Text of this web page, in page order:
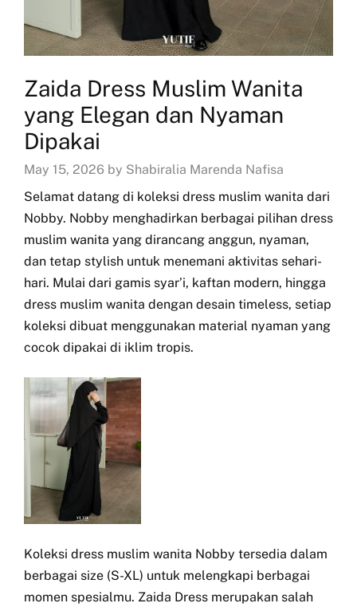
Zaida Dress Muslim Wanita
yang Elegan dan Nyaman
Dipakai
May 15, 2026 by Shabiralia Marenda Nafisa
Selamat datang di koleksi dress muslim wanita dari
Nobby. Nobby menghadirkan berbagai pilihan dress
muslim wanita yang dirancang anggun, nyaman,
dan tetap stylish untuk menemani aktivitas sehari-
hari. Mulai dari gamis syar’i, kaftan modern, hingga
dress muslim wanita dengan desain timeless, setiap
koleksi dibuat menggunakan material nyaman yang
cocok dipakai di iklim tropis.
Koleksi dress muslim wanita Nobby tersedia dalam
berbagai size (S-XL) untuk melengkapi berbagai
momen spesialmu. Zaida Dress merupakan salah